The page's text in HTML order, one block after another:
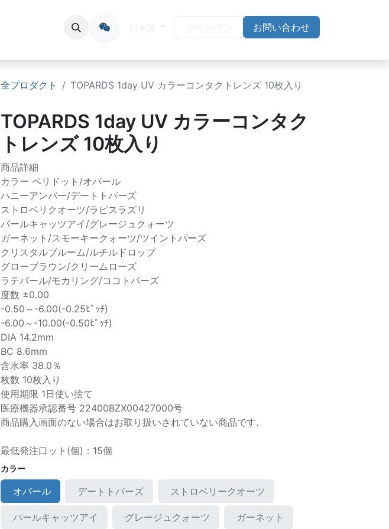
お問い合わせ
全プロダクト TOPARDS 1day UV カラーコンタクトレンズ 10枚入り
TOPARDS 1day UV カラーコンタク
トレンズ 10枚入り
商品詳細
カラー ペリドット/オパール
ハニーアンバー/デートトパーズ
ストロベリクオーツ/ラピスラズリ
パールキャッツアイ/グレージュクォーツ
ガーネット/スモーキークォーツ/ツイントパーズ
クリスタルブルーム/ルチルドロップ
グローブラウン/クリームローズ
ラテパール/モカリング/ココトパーズ
度数 ±0.00
-0.50～-6.00(-0.25ﾋﾟｯﾁ)
-6.00～-10.00(-0.50ﾋﾟｯﾁ)
DIA 14.2mm
BC 8.6mm
含水率 38.0％
枚数 10枚入り
使用期限 1日使い捨て
医療機器承認番号 22400BZX00427000号
商品購入画面のない場合はお取り扱いされていない商品です.
最低発注口ット(個)：15個
カラー
オパール デートトパーズ ストロベリークオーツ
パールキャッツアイ グレージュクォーツ ガーネット